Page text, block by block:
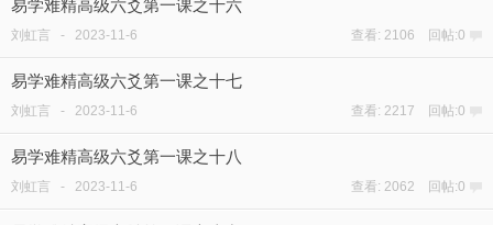
易学难精高级六爻第一课之十六
刘虹言 - 2023-11-6 查看: 2106 回帖:0
易学难精高级六爻第一课之十七
刘虹言 - 2023-11-6 查看: 2217 回帖:0
易学难精高级六爻第一课之十八
刘虹言 - 2023-11-6 查看: 2062 回帖:0